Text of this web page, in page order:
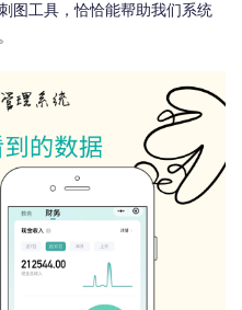
图工具，恰恰能帮助我们系统